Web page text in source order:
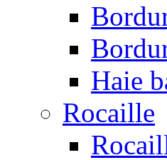
Haie
Rocaille